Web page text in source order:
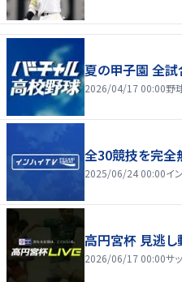
夏の甲子園 全試
2026/04/17 00:00野
全30競技を完全
2025/06/24 00:00イ
高円宮杯 見逃し
2026/06/17 00:00サ